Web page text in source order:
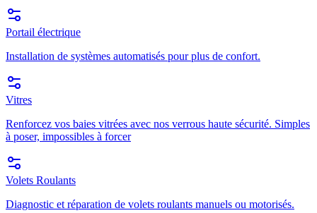
Portail électrique
Installation de systèmes automatisés pour plus de confort.
Vitres
Renforcez vos baies vitrées avec nos verrous haute sécurité. Simples
à poser, impossibles à forcer
Volets Roulants
Diagnostic et réparation de volets roulants manuels ou motorisés.